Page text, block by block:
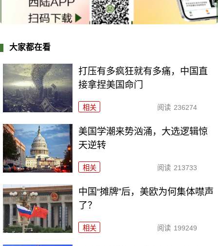
大家都在看
打压有多疯狂就有多痛，中国直
接拿捏美国命门
相关 阅读 236274
美国学潮来势汹涌，大选逻辑惊
天逆转
相关 阅读 213733
中国“摊牌”后，美欧为何集体噤声
了？
相关 阅读 199249